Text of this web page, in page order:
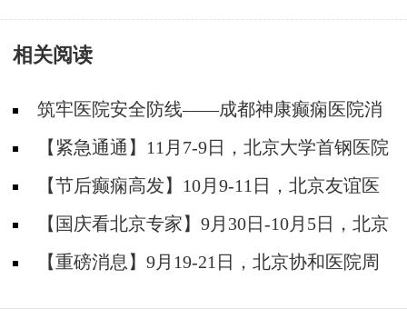
相关阅读
筑牢医院安全防线——成都神康癫痫医院消
防安全培训纪实
【紧急通通】11月7-9日，北京大学首钢医院
神经内科胡颖教授亲临成都会诊，破解癫痫疑难
【节后癫痫高发】10月9-11日，北京友谊医
院陈葵博士免费会诊+治疗援助，破解癫痫难
题！
【国庆看北京专家】9月30日-10月5日，北京
天坛&首钢医院两大专家蓉城亲诊+癫痫大额救
【重磅消息】9月19-21日，北京协和医院周